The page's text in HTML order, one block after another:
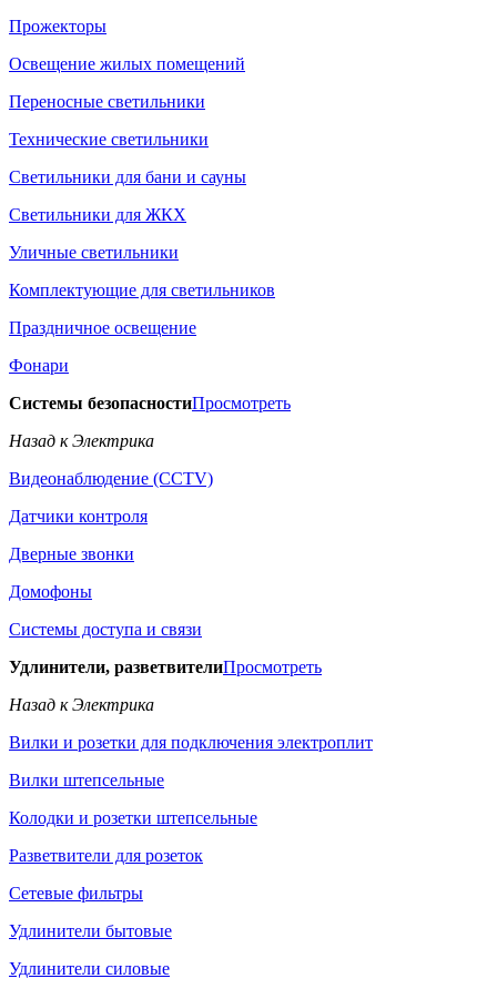
Прожекторы
Освещение жилых помещений
Переносные светильники
Технические светильники
Светильники для бани и сауны
Светильники для ЖКХ
Уличные светильники
Комплектующие для светильников
Праздничное освещение
Фонари
Системы безопасностиПросмотреть
Назад к Электрика
Видеонаблюдение (CCTV)
Датчики контроля
Дверные звонки
Домофоны
Системы доступа и связи
Удлинители, разветвителиПросмотреть
Назад к Электрика
Вилки и розетки для подключения электроплит
Вилки штепсельные
Колодки и розетки штепсельные
Разветвители для розеток
Сетевые фильтры
Удлинители бытовые
Удлинители силовые